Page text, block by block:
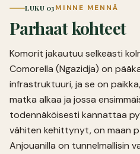
LUKU 03MINNE MENNÄ
Parhaat kohteet
Komorit jakautuu selkeästi
Comorella (Ngazidja) on
infrastruktuuri, ja se on
matka alkaa ja jossa
todennäköisesti kannattaa
vähiten kehittynyt, on maan
Anjouanilla on tunnelmallisin